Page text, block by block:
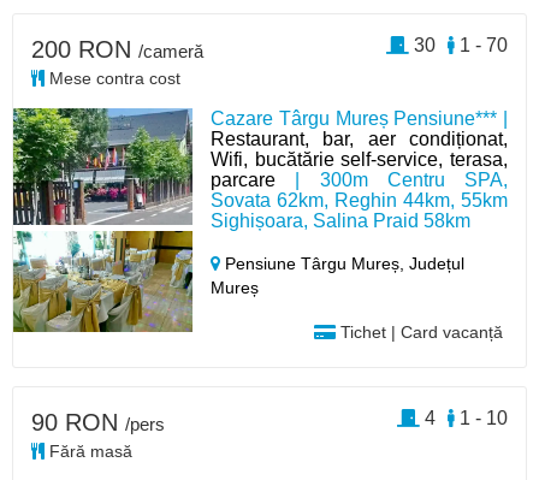
Cazare Târgu Mureș Pensiune*** |
Restaurant, bar, aer condiționat,
Wifi, bucătărie self-service, terasa,
parcare | 300m Centru SPA,
Sovata 62km, Reghin 44km, 55km
Sighișoara, Salina Praid 58km
Pensiune Târgu Mureș,Județul
Mureș
Tichet | Card vacanță
200 RON /cameră
Mese contra cost
1 - 70
30
90 RON /pers
Fără masă
1 - 10
4